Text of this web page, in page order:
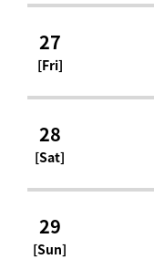
27
[Fri]
28
[Sat]
29
[Sun]